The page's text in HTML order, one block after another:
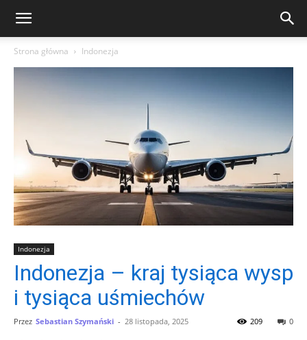
Strona główna Indonezja
Indonezja
Indonezja – kraj tysiąca wysp
i tysiąca uśmiechów
Przez Sebastian Szymański - 28 listopada, 2025 0
209